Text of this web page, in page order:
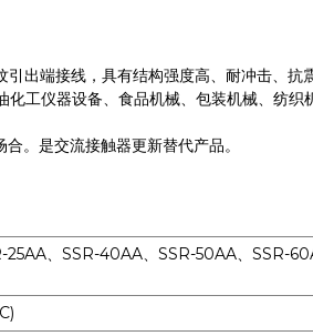
出端接线，具有结构强度高、耐冲击、抗
工仪器设备、食品机械、包装机械、纺织
。是交流接触器更新替代产品。
25AA、SSR-40AA、SSR-50AA、SSR-